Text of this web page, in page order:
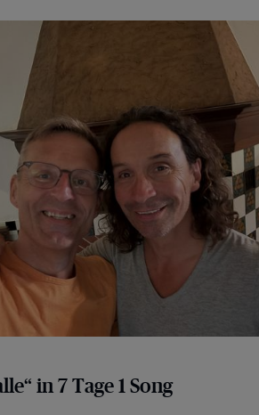
Tage 1 Song
in 7 Tage 1 Song